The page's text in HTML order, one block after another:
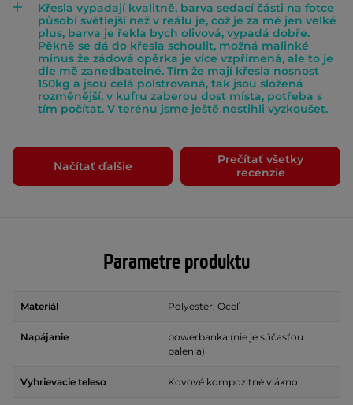
Křesla vypadají kvalitně, barva sedací části na fotce
působí světlejší než v reálu je, což je za mě jen velké
plus, barva je řekla bych olivová, vypadá dobře.
Pěkně se dá do křesla schoulit, možná malinké
mínus že zádová opěrka je více vzpřímená, ale to je
dle mě zanedbatelné. Tím že mají křesla nosnost
150kg a jsou celá polstrovaná, tak jsou složená
rozměnější, v kufru zaberou dost místa, potřeba s
tím počítat. V terénu jsme ještě nestihli vyzkoušet.
Načítať ďalšie
Prečítať všetky
recenzie
Parametre produktu
Materiál Polyester, Oceľ
Napájanie
powerbanka (nie je súčasťou
balenia)
Vyhrievacie teleso Kovové kompozitné vlákno